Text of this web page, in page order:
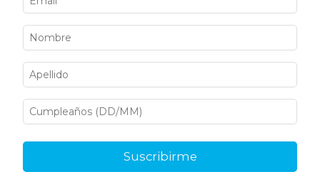
Sigamos conectados
Medios de pagoSuscribirme